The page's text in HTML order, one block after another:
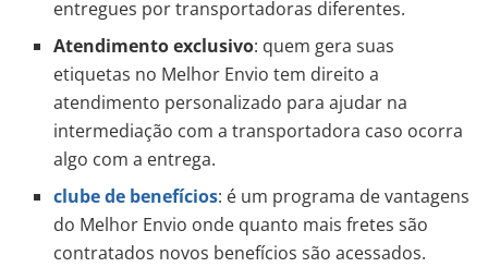
entregues por transportadoras diferentes.
Atendimento exclusivo: quem gera suas
etiquetas no Melhor Envio tem direito a
atendimento personalizado para ajudar na
intermediação com a transportadora caso ocorra
algo com a entrega.
clube de benefícios: é um programa de vantagens
do Melhor Envio onde quanto mais fretes são
contratados novos benefícios são acessados.